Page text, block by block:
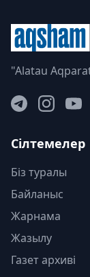
"Alatau
Сілтемелер
Біз туралы
Байланыс
Жарнама
Жазылу
Газет архиві